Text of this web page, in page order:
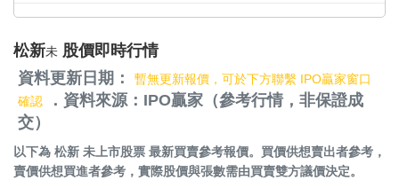
松新未 股價即時行情
資料更新日期：
暫無更新報價，可於下方聯繫 IPO贏家窗口
確認
．資料來源：IPO贏家（參考行情，非保證成
交）
以下為 松新 未上市股票 最新買賣參考報價。買價供想賣出者參考，
賣價供想買進者參考，實際股價與張數需由買賣雙方議價決定。